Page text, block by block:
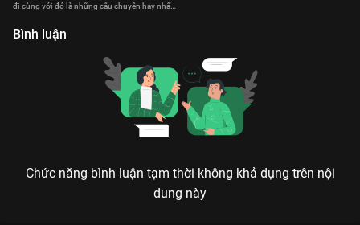
đi cùng với đó là những câu chuyện hay nhất,
khai thác thông qua chương trình này.
Bình luận
Chức năng bình luận tạm thời không khả dụng trên nội
dung này